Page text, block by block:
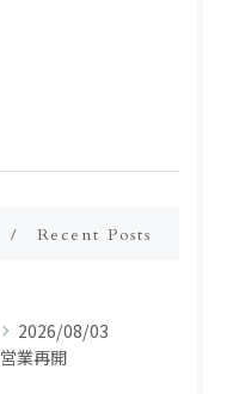
Recent Posts
2026/08/03
営業再開